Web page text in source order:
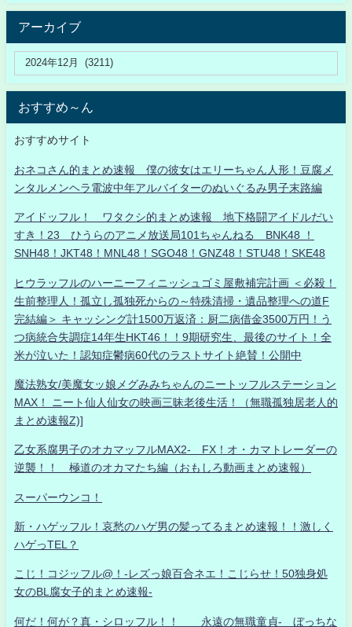
アーカイブ
おすすめ～ん
おすすめサイト
おネコさん的まとめ速報 僕の彼女はエリーちゃん人形！豆腐メ
ンタルメンヘラ電波中年アルバイターのぬいぐるみ男子末路編
アイドッフル！ ワタクシ的まとめ速報 地下格闘アイドルだい
すき！23 ひうらのアニメ放送局101ちゃんねる BNK48 ！
SNH48！JKT48！MNL48！SGO48！GNZ48！STU48！SKE48
ヒウラッフルのハーニーフィニッシュゴミ屋敷補完計画 ＜必殺！
生前整理人！孤立し孤独死からの～特殊清掃・遺品整理への道F
完結編＞ キャッシング計1500万返済：厨二病借金3500万円！う
つ病統合失調症14年生HKT46！！9期研究生、最後のサイト！全
米が泣いた！認知症鬱病60代のラストサイト絶賛！公開中
魔法熟女/美魔女ッ娘メグみみちゃんのニートッフルステーション
MAX！ ニート仙人仙女の映画三昧老後生活！（無職孤独居老人的
まとめ速報Z)]
乙女系腐男子のオカマッフルMAX2- FX！オ・カマトレーダーの
逆襲！！ 極道のオカマたち編（おもしろ動画まとめ速報）
スーパーウンコ！
新・ハゲッフル！哀愁のハゲ男の髪ってるまとめ速報！！激しく
ハゲっTEL？
こじ！コジッフル@！-レズっ娘百合ネエ！こじらせ！50独身処
女のBL腐女子的まとめ速報-
何だ！何が？真・シロッフル！！ 永遠の無職童貞- ぼっちな